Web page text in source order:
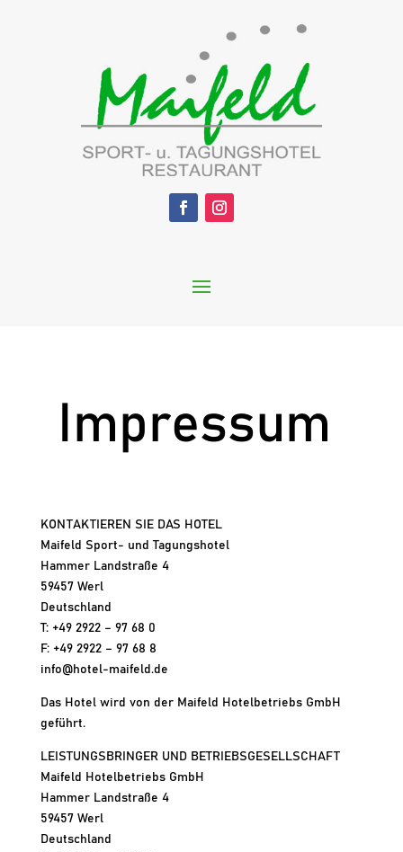
Impressum
KONTAKTIEREN SIE DAS HOTEL
Maifeld Sport- und Tagungshotel
Hammer Landstraße 4
59457 Werl
Deutschland
T: +49 2922 – 97 68 0
F: +49 2922 – 97 68 8
info@hotel-maifeld.de
Das Hotel wird von der Maifeld Hotelbetriebs GmbH
geführt.
LEISTUNGSBRINGER UND BETRIEBSGESELLSCHAFT
Maifeld Hotelbetriebs GmbH
Hammer Landstraße 4
59457 Werl
Deutschland